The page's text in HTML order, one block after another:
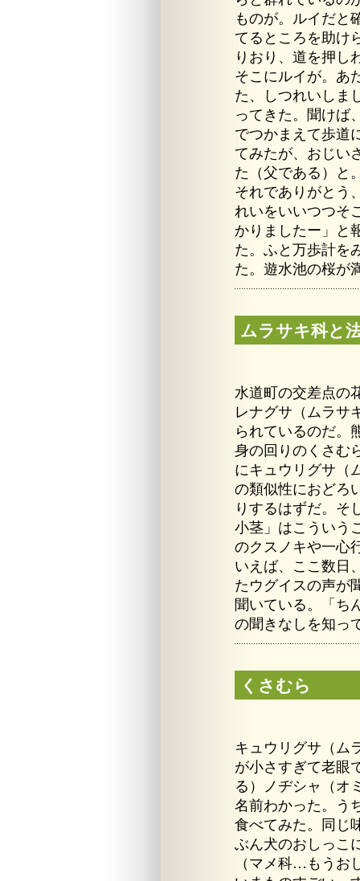
ものが。ルイだと
てるところを助け
りおり、道を押し
そこにルイが。あ
た、しつれいしま
ってきた。聞けば
でつかまえて歩道
てみたが、おじい
た（父である）と
それでありがとう
れいをいいつつそ
かりましたー」と
た。ふと万歩計を
た。遊水池の桜が
ムラサキ科と
水道町の交差点の
レナグサ（ムラサ
られているのだ。
身の回りのくさむ
にキュウリグサ（
の類似性におどろ
りするはずだ。そ
小茎」はこういう
のクスノキや一心
いえば、ここ数日
たウグイスの声が
聞いている。「ち
の聞きなしを知っ
くさむら
キュウリグサ（ム
が小さすぎて老眼
る）ノヂシャ（オ
名前わかった。う
食べてみた。同じ
ぶん犬のおしっこ
（マメ科…もうお